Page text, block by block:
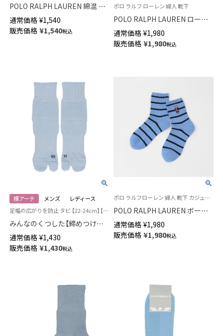
POLO RALPH LAUREN 綿混 フ
ットカバー 深履き かかと滑り
止め付き カバーソックス レデ
ィース 03207940
通常価格 ¥1,540
販売価格 ¥1,540税込
ポロ ラルフ ローレン 婦人 靴下
POLO RALPH LAUREN ローゲ
ージ クルー丈 ソックス レディ
ース 日本製 03207538
通常価格 ¥1,980
販売価格 ¥1,980税込
横アーチ メンズ
レディース
足幅の広がりを防止 タビ 【22-24cm】【24-26cm】 ユニバーサルデザイン 日本製
みんなのくつした【締めつけな
い靴下】 横アーチサポート 足袋
クルー丈 エイジングケア フッ
トエイドソックス メンズ レデ
通常価格 ¥1,430
販売価格 ¥1,430税込
ポロ ラルフローレン 婦人 靴下 カジュアル 25FW 新色
POLO RALPH LAUREN ボーダ
ー柄 コアフラッグセーターベア
刺しゅう ポロベア オーガニッ
クコットン混 クルー丈 レディ
通常価格 ¥1,980
販売価格 ¥1,980税込